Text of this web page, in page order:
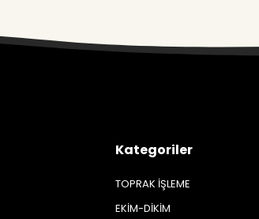
Kategoriler
TOPRAK İŞLEME
EKİM-DİKİM